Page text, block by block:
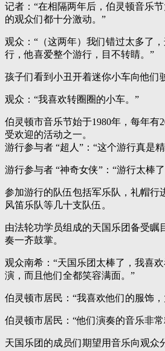
记者：“在相隔两年后，伯灵顿音乐
的观众们都十分激动。”
观众：“（这两年）我们错过太多了
行，他喜爱整个游行，目不转睛。”
孩子们看到小丑开着迷你小车向他们
观众：“我喜欢转圈圈的小车。”
伯灵顿市音乐节始于1980年，每年有
受欢迎的活动之一。
游行参与者 “超人”：“这个游行真是
游行参与者 “神奇女侠”：“游行太棒
参加游行的队伍包括军乐队，礼帽行
风笛乐队等几十支队伍。
由法轮功学员组成的天国乐团备受瞩
奏一齐鼓掌。
观众南希：“天国乐团太棒了，我喜
演，而且他们全都笑容满面。”
伯灵顿市居民：“我喜欢他们的服饰
伯灵顿市居民：“他们演奏的音乐非
天国乐团的成员们期望用音乐向观众